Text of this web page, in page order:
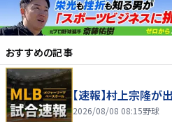
おすすめの記事
【速報】村上宗隆が
2026/08/08 08:15野球